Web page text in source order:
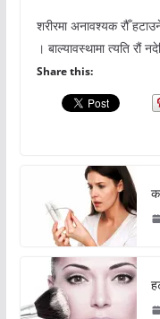
शरीरमा अनावश्यक रौँ
। बाल्यावस्थामा त्यति रौं
Share this: